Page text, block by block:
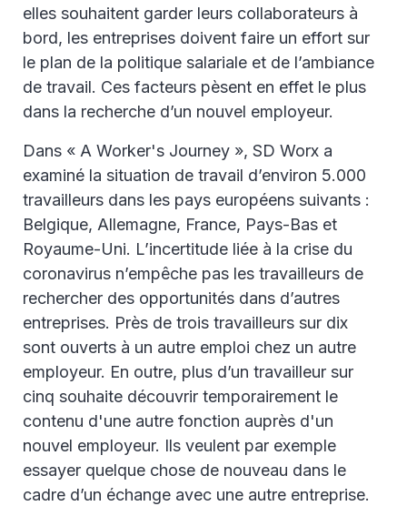
elles souhaitent garder leurs collaborateurs à
bord, les entreprises doivent faire un effort sur
le plan de la politique salariale et de l’ambiance
de travail. Ces facteurs pèsent en effet le plus
dans la recherche d’un nouvel employeur.
Dans « A Worker's Journey », SD Worx a
examiné la situation de travail d’environ 5.000
travailleurs dans les pays européens suivants :
Belgique, Allemagne, France, Pays-Bas et
Royaume-Uni. L’incertitude liée à la crise du
coronavirus n’empêche pas les travailleurs de
rechercher des opportunités dans d’autres
entreprises. Près de trois travailleurs sur dix
sont ouverts à un autre emploi chez un autre
employeur. En outre, plus d’un travailleur sur
cinq souhaite découvrir temporairement le
contenu d'une autre fonction auprès d'un
nouvel employeur. Ils veulent par exemple
essayer quelque chose de nouveau dans le
cadre d’un échange avec une autre entreprise.